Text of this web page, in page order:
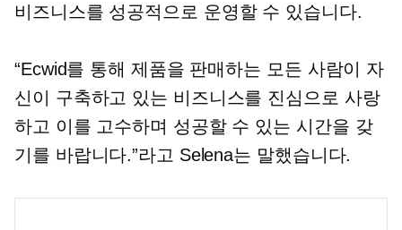
비즈니스를 성공적으로 운영할 수 있습니다.
“Ecwid를 통해 제품을 판매하는 모든 사람이 자
신이 구축하고 있는 비즈니스를 진심으로 사랑
하고 이를 고수하며 성공할 수 있는 시간을 갖
기를 바랍니다.”라고 Selena는 말했습니다.